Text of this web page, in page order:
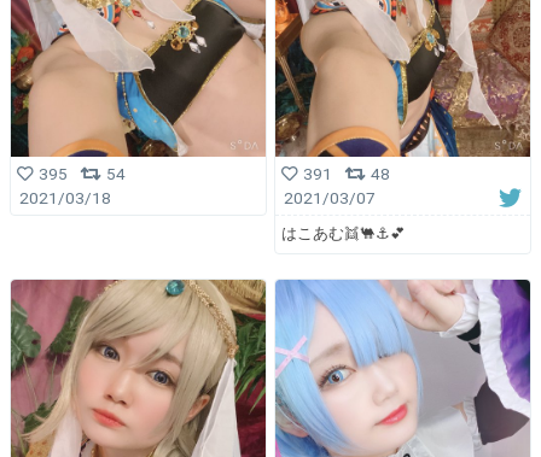
395
54
2021/03/18
391
48
2021/03/07
はこあむ👯🐫⚓💕